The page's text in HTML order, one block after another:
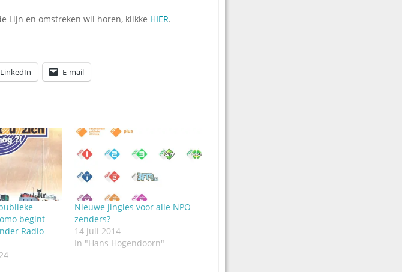
Lijn en omstreken wil horen, klikke HIER.
LinkedIn E-mail
begint
Radio
Nieuwe jingles voor alle NPO
zenders?
14 juli 2014
In "Hans Hogendoorn"